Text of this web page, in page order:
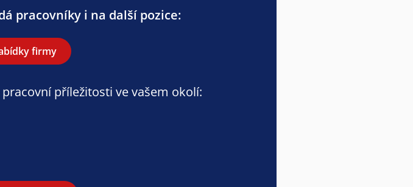
pracovníky i na další pozice:
firmy
příležitosti ve vašem okolí: